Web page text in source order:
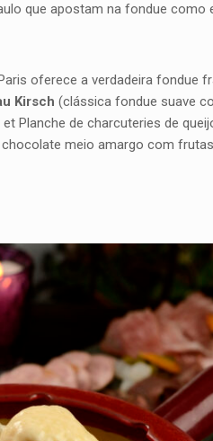
que apostam na fondue como
oferece a verdadeira fondue
Kirsch (clássica fondue suave
Planche de charcuteries de
meio amargo com